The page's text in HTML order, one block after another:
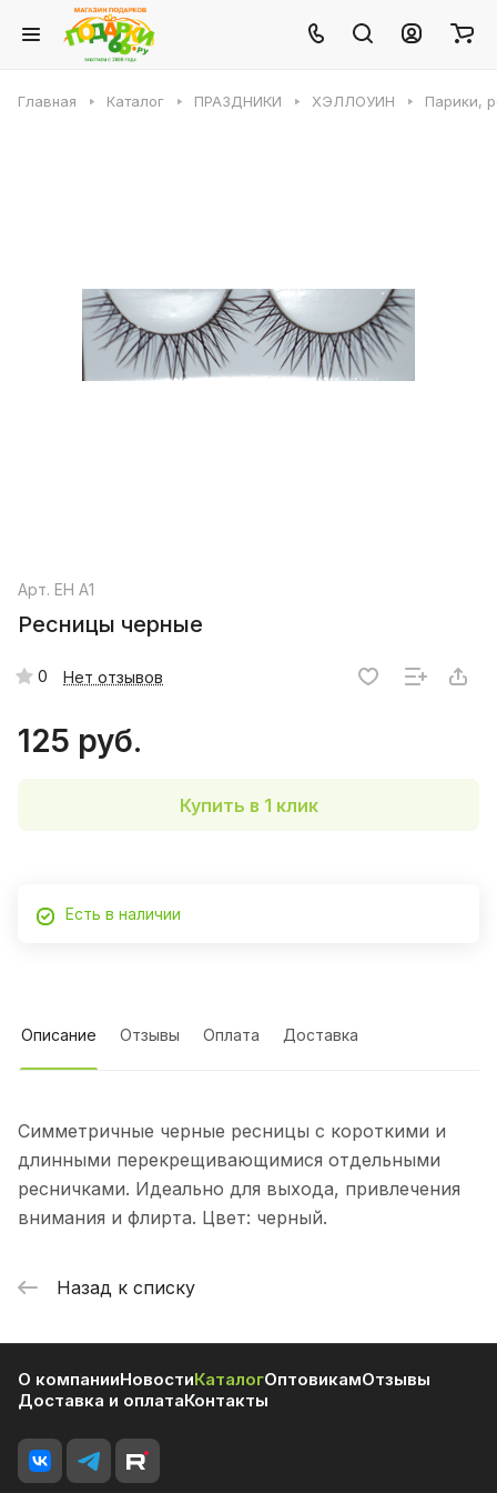
Главная Каталог ПРАЗДНИКИ ХЭЛЛОУИН Парики,
Арт. EH A1
Ресницы черные
0 Нет отзывов
125 руб.
Купить в 1 клик
Есть в наличии
Описание Отзывы Оплата Доставка
Симметричные черные ресницы с короткими и
длинными перекрещивающимися отдельными
ресничками. Идеально для выхода, привлечения
внимания и флирта. Цвет: черный.
Назад к списку
О компанииНовостиКаталогОптовикамОтзывы
Доставка и оплатаКонтакты